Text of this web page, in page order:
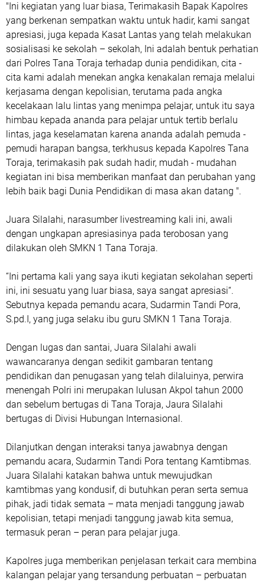
"Ini kegiatan yang luar biasa, Terimakasih Bapak Kapolres
yang berkenan sempatkan waktu untuk hadir, kami sangat
apresiasi, juga kepada Kasat Lantas yang telah melakukan
sosialisasi ke sekolah – sekolah, Ini adalah bentuk perhatian
dari Polres Tana Toraja terhadap dunia pendidikan, cita -
cita kami adalah menekan angka kenakalan remaja melalui
kerjasama dengan kepolisian, terutama pada angka
kecelakaan lalu lintas yang menimpa pelajar, untuk itu saya
himbau kepada ananda para pelajar untuk tertib berlalu
lintas, jaga keselamatan karena ananda adalah pemuda -
pemudi harapan bangsa, terkhusus kepada Kapolres Tana
Toraja, terimakasih pak sudah hadir, mudah - mudahan
kegiatan ini bisa memberikan manfaat dan perubahan yang
lebih baik bagi Dunia Pendidikan di masa akan datang ".
Juara Silalahi, narasumber livestreaming kali ini, awali
dengan ungkapan apresiasinya pada terobosan yang
dilakukan oleh SMKN 1 Tana Toraja.
“Ini pertama kali yang saya ikuti kegiatan sekolahan seperti
ini, ini sesuatu yang luar biasa, saya sangat apresiasi“.
Sebutnya kepada pemandu acara, Sudarmin Tandi Pora,
S.pd.I, yang juga selaku ibu guru SMKN 1 Tana Toraja.
Dengan lugas dan santai, Juara Silalahi awali
wawancaranya dengan sedikit gambaran tentang
pendidikan dan penugasan yang telah dilaluinya, perwira
menengah Polri ini merupakan lulusan Akpol tahun 2000
dan sebelum bertugas di Tana Toraja, Jaura Silalahi
bertugas di Divisi Hubungan Internasional.
Dilanjutkan dengan interaksi tanya jawabnya dengan
pemandu acara, Sudarmin Tandi Pora tentang Kamtibmas.
Juara Silalahi katakan bahwa untuk mewujudkan
kamtibmas yang kondusif, di butuhkan peran serta semua
pihak, jadi tidak semata – mata menjadi tanggung jawab
kepolisian, tetapi menjadi tanggung jawab kita semua,
termasuk peran – peran para pelajar juga.
Kapolres juga memberikan penjelasan terkait cara membina
kalangan pelajar yang tersandung perbuatan – perbuatan